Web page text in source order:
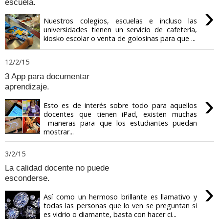
escuela. ›
Nuestros colegios, escuelas e incluso las
universidades tienen un servicio de cafetería,
kiosko escolar o venta de golosinas para que ...
12/2/15
3 App para documentar
aprendizaje.
›
Esto es de interés sobre todo para aquellos
docentes que tienen iPad, existen muchas
maneras para que los estudiantes puedan
mostrar...
3/2/15
La calidad docente no puede
esconderse.
›
Así como un hermoso brillante es llamativo y
todas las personas que lo ven se preguntan si
es vidrio o diamante, basta con hacer ci...